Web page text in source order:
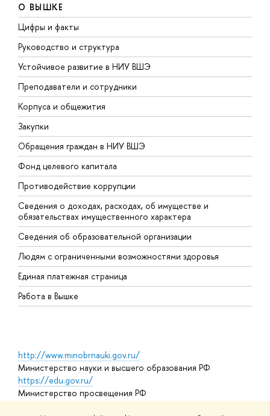
О ВЫШКЕ
Цифры и факты
Руководство и структура
Устойчивое развитие в НИУ ВШЭ
Преподаватели и сотрудники
Корпуса и общежития
Закупки
Обращения граждан в НИУ ВШЭ
Фонд целевого капитала
Противодействие коррупции
Сведения о доходах, расходах, об имуществе и
обязательствах имущественного характера
Сведения об образовательной организации
Людям с ограниченными возможностями здоровья
Единая платежная страница
Работа в Вышке
http://www.minobrnauki.gov.ru/
Министерство науки и высшего образования РФ
https://edu.gov.ru/
Министерство просвещения РФ